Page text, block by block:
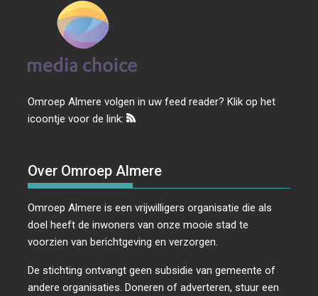
Omroep Almere volgen in uw feed reader? Klik op het
icoontje voor de link:
Over Omroep Almere
Omroep Almere is een vrijwilligers organisatie die als
doel heeft de inwoners van onze mooie stad te
voorzien van berichtgeving en verzorgen.
De stichting ontvangt geen subsidie van gemeente of
andere organisaties. Doneren of adverteren, stuur een